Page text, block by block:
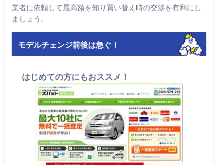
業者に依頼して最高額を知り買い替え時の交渉を有利にし
ましょう。
モデルチェンジ前後は急ぐ！
はじめての方にもおススメ！